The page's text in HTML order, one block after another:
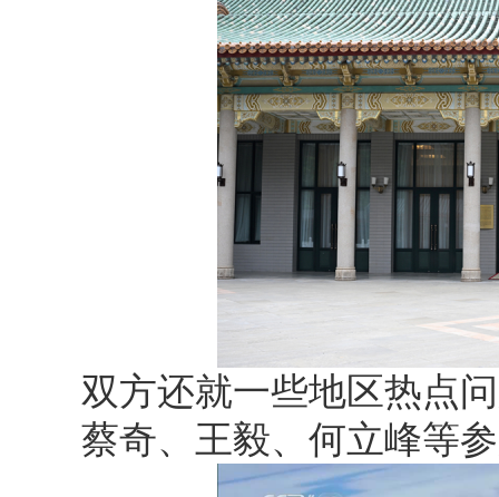
双方还就一些地区热点
蔡奇、王毅、何立峰等